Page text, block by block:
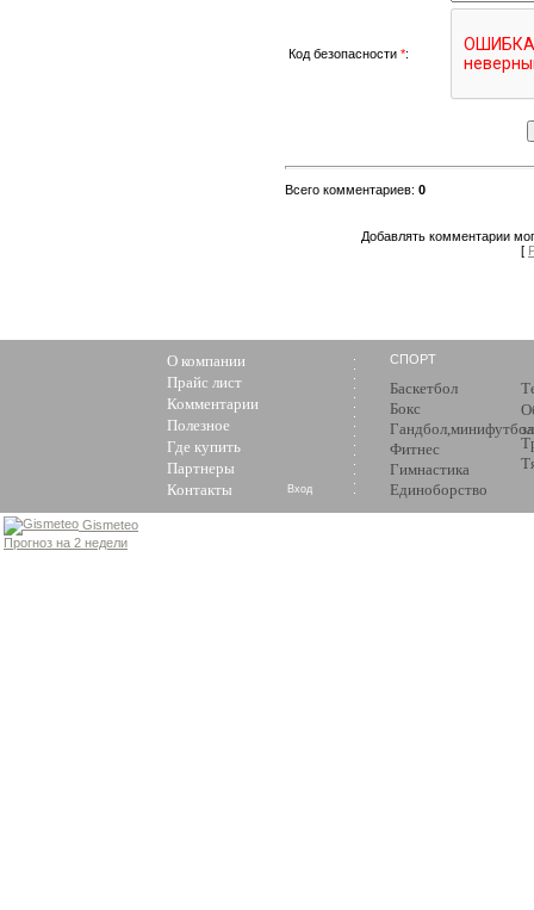
Код безопасности *:
Всего комментариев: 0
Добавлять комментарии
[
О компании
Прайс лист
Комментарии
Полезное
Где купить
Партнеры
Контакты
СПОРТ
Баскетбол
Бокс
Гандбол,минифутбол
Фитнес
Гимнастика
Единоборство
Вход
Gismeteo
Прогноз на 2 недели